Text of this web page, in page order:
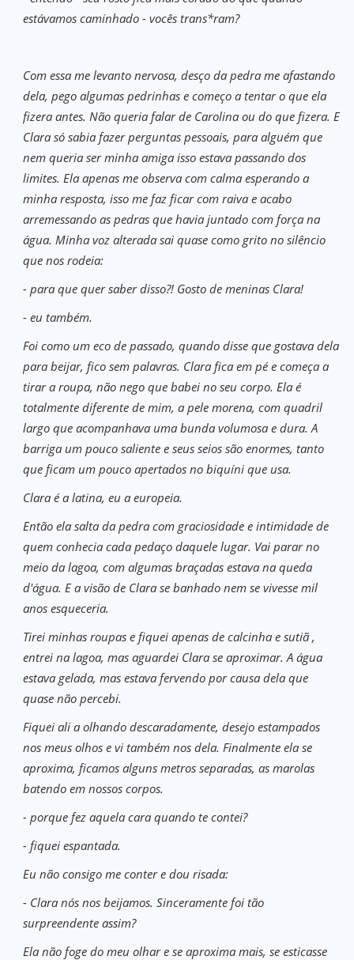
estávamos caminhado - vocês trans*ram?
Com essa me levanto nervosa, desço da pedra me afastando
dela, pego algumas pedrinhas e começo a tentar o que ela
fizera antes. Não queria falar de Carolina ou do que fizera. E
Clara só sabia fazer perguntas pessoais, para alguém que
nem queria ser minha amiga isso estava passando dos
limites. Ela apenas me observa com calma esperando a
minha resposta, isso me faz ficar com raiva e acabo
arremessando as pedras que havia juntado com força na
água. Minha voz alterada sai quase como grito no silêncio
que nos rodeia:
- para que quer saber disso?! Gosto de meninas Clara!
- eu também.
Foi como um eco de passado, quando disse que gostava dela
para beijar, fico sem palavras. Clara fica em pé e começa a
tirar a roupa, não nego que babei no seu corpo. Ela é
totalmente diferente de mim, a pele morena, com quadril
largo que acompanhava uma bunda volumosa e dura. A
barriga um pouco saliente e seus seios são enormes, tanto
que ficam um pouco apertados no biquíni que usa.
Clara é a latina, eu a europeia.
Então ela salta da pedra com graciosidade e intimidade de
quem conhecia cada pedaço daquele lugar. Vai parar no
meio da lagoa, com algumas braçadas estava na queda
d'água. E a visão de Clara se banhado nem se vivesse mil
anos esqueceria.
Tirei minhas roupas e fiquei apenas de calcinha e sutiã ,
entrei na lagoa, mas aguardei Clara se aproximar. A água
estava gelada, mas estava fervendo por causa dela que
quase não percebi.
Fiquei ali a olhando descaradamente, desejo estampados
nos meus olhos e vi também nos dela. Finalmente ela se
aproxima, ficamos alguns metros separadas, as marolas
batendo em nossos corpos.
- porque fez aquela cara quando te contei?
- fiquei espantada.
Eu não consigo me conter e dou risada:
- Clara nós nos beijamos. Sinceramente foi tão
surpreendente assim?
Ela não foge do meu olhar e se aproxima mais, se esticasse